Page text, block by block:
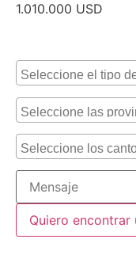
1.010.000 USD